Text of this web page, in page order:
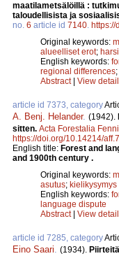
maatilametsälöillä :
taloudellisista ja
no. 6 article id 7140.
Original keywords:
alueelliset erot;
English keywords:
regional differences;
Abstract| View
article id 7373, category
A. Benj. Helander. (1942).
sitten. Acta Forestalia
https://doi.org/10.14214/
English title: Forest and
and 1900th century .
Original keywords:
asutus; kielikysymys
English keywords:
language dispute
Abstract| View
article id 7285, category
Eino Saari. (1934).